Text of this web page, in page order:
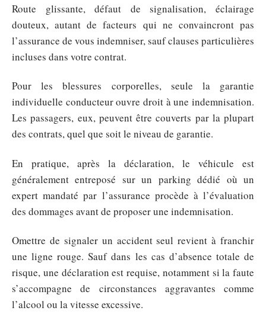
Route glissante, défaut de signalisation, éclairage
douteux, autant de facteurs qui ne convaincront pas
l’assurance de vous indemniser, sauf clauses particulières
incluses dans votre contrat.
Pour les blessures corporelles, seule la garantie
individuelle conducteur ouvre droit à une indemnisation.
Les passagers, eux, peuvent être couverts par la plupart
des contrats, quel que soit le niveau de garantie.
En pratique, après la déclaration, le véhicule est
généralement entreposé sur un parking dédié où un
expert mandaté par l’assurance procède à l’évaluation
des dommages avant de proposer une indemnisation.
Omettre de signaler un accident seul revient à franchir
une ligne rouge. Sauf dans les cas d’absence totale de
risque, une déclaration est requise, notamment si la faute
s’accompagne de circonstances aggravantes comme
l’alcool ou la vitesse excessive.